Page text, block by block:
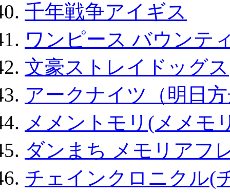
千年戦争アイギス
ワンピース バウンテ
文豪ストレイドッグス
アークナイツ（明日
メメントモリ(メメモ
ダンまち メモリアフ
チェインクロニクル(